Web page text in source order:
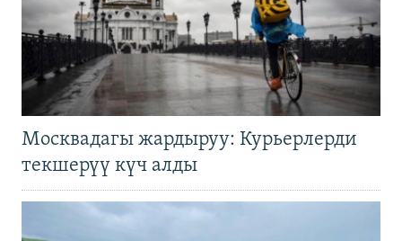
Москвадагы жардыруу: Курьерлерди
текшерүү күч алды